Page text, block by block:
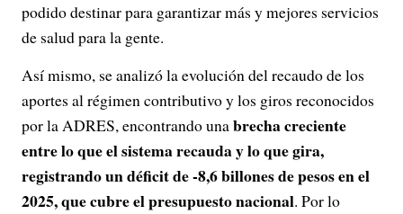
podido destinar para garantizar más y mejores servicios
de salud para la gente.
Así mismo, se analizó la evolución del recaudo de los
aportes al régimen contributivo y los giros reconocidos
por la ADRES, encontrando unabrecha creciente
entre lo que el sistema recauda y lo que gira,
registrando un déficit de -8,6 billones de pesos en el
2025, que cubre el presupuesto nacional. Por lo